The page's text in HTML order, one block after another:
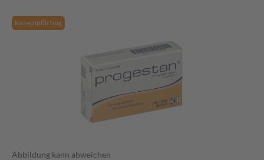
Rezeptpflichtig
Abbildung kann abweichen